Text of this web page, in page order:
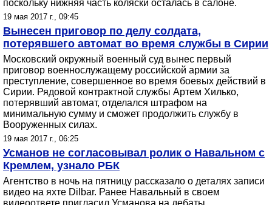
поскольку нижняя часть коляски осталась в салоне.
19 мая 2017 г., 09:45
Вынесен приговор по делу солдата,
потерявшего автомат во время службы в Сирии
Московский окружный военный суд вынес первый
приговор военнослужащему российской армии за
преступление, совершенное во время боевых действий в
Сирии. Рядовой контрактной службы Артем Хилько,
потерявший автомат, отделался штрафом на
минимальную сумму и сможет продолжить службу в
Вооруженных силах.
19 мая 2017 г., 06:25
Усманов не согласовывал ролик о Навальном с
Кремлем, узнало РБК
Агентство в ночь на пятницу рассказало о деталях записи
видео на яхте Dilbar. Ранее Навальный в своем
видеоответе пригласил Усманова на дебаты.